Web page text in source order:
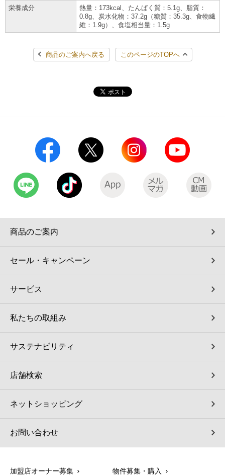
プリペイドサービス
スポーツ振興くじ
行政サービス
学び・教育
スマホプリペイド
レジでApple Accountにチャージ
オンラインフォトサービス
コインランドリー（店舗限定）
宅配ロッカー（店舗限定）
自転車シェアリング（店舗限定）
モバイルバッテリーシェアリング（店舗限定）
モバイルWi-Fiバッテリーシェアリング（店舗限定）
荷物預かりサービス「ecbocloakエクボクローク」（店舗限定）
パウダースペース ラブン（店舗限定）
ソフトバンクギフト
売上高、店舗数推移
セブン‐イレブンの海外事業
データで見るセブン‐イレブン
セブン‐イレブンの「商品力」
セブン-イレブンの横顔
セブン-イレブンの歴史
サステナビリティニュース
サステナビリティレポート
報告書ライブラリー
简体中文(服务)
한국어(서비스)
栄養成分
熱量：173kcal、たんぱく質：5.1g、脂質：
0.8g、炭水化物：37.2g（糖質：35.3g、食物繊
維：1.9g）、食塩相当量：1.5g
商品のご案内へ戻る このページのTOPへ
商品のご案内
セール・キャンペーン
サービス
私たちの取組み
サステナビリティ
店舗検索
ネットショッピング
お問い合わせ
加盟店オーナー募集 物件募集・購入